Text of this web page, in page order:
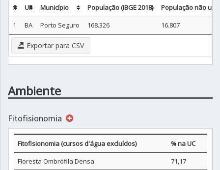
# UF Município População (IBGE 2018)
População não
1
BA Porto Seguro 168.326 16.807
Exportar para CSV
Ambiente
Fitofisionomia
Fitofisionomia (cursos d'água excluídos)
% na UC
Floresta Ombrófila Densa
71,17